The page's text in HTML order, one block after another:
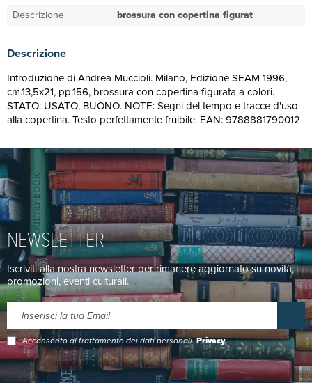
Descrizione
brossura con copertina figurat
Descrizione
Introduzione di Andrea Muccioli. Milano, Edizione SEAM 1996,
cm.13,5x21, pp.156, brossura con copertina figurata a colori.
STATO: USATO, BUONO. NOTE: Segni del tempo e tracce d'uso
alla copertina. Testo perfettamente fruibile. EAN: 9788881790012
NEWSLETTER
Iscriviti alla nostra newsletter per rimanere aggiornato su novità,
promozioni, eventi culturali.
Acconsento al trattamento dei dati personali.Privacy